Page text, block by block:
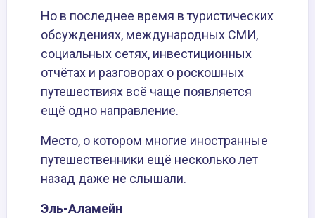
Но в последнее время в туристических
обсуждениях, международных СМИ,
социальных сетях, инвестиционных
отчётах и разговорах о роскошных
путешествиях всё чаще появляется
ещё одно направление.
Место, о котором многие иностранные
путешественники ещё несколько лет
назад даже не слышали.
Эль-Аламейн